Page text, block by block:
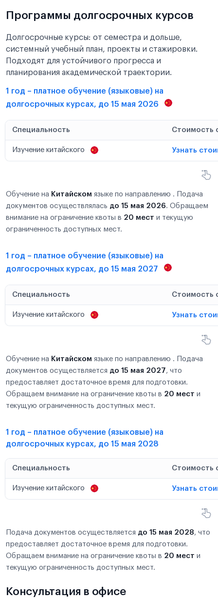
Программы долгосрочных курсов
Долгосрочные курсы: от семестра и дольше,
системный учебный план, проекты и стажировки.
Подходят для устойчивого прогресса и
планирования академической траектории.
1 год – платное обучение (языковые) на
долгосрочных курсах, до 15 мая 2026
Специальность Стоимость
Изучение китайского Узнать
Обучение на Китайском языке по направлению . Подача
документов осуществлялась до 15 мая 2026. Обращаем
внимание на ограничение квоты в 20 мест и текущую
ограниченность доступных мест.
1 год – платное обучение (языковые) на
долгосрочных курсах, до 15 мая 2027
Специальность Стоимость
Изучение китайского Узнать
Обучение на Китайском языке по направлению . Подача
документов осуществляется до 15 мая 2027, что
предоставляет достаточное время для подготовки.
Обращаем внимание на ограничение квоты в 20 мест и
текущую ограниченность доступных мест.
1 год – платное обучение (языковые) на
долгосрочных курсах, до 15 мая 2028
Специальность Стоимость
Изучение китайского Узнать
Подача документов осуществляется до 15 мая 2028 , что
предоставляет достаточное время для подготовки.
Обращаем внимание на ограничение квоты в 20 мест и
текущую ограниченность доступных мест.
Консультация в офисе